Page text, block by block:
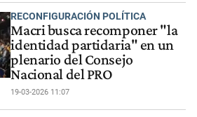
RECONFIGURACIÓN POLÍTICA
Macri busca recomponer "la
identidad partidaria" en un
plenario del Consejo
Nacional del PRO
19-03-2026 11:07